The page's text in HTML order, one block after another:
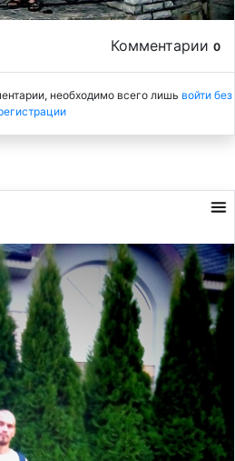
Комментарии 0
необходимо всего лишь войти без